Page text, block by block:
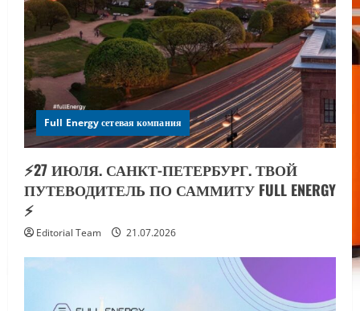
Full Energy сетевая компания
⚡️27 ИЮЛЯ. САНКТ-ПЕТЕРБУРГ. ТВОЙ
ПУТЕВОДИТЕЛЬ ПО САММИТУ FULL ENERGY
⚡️
Editorial Team 21.07.2026